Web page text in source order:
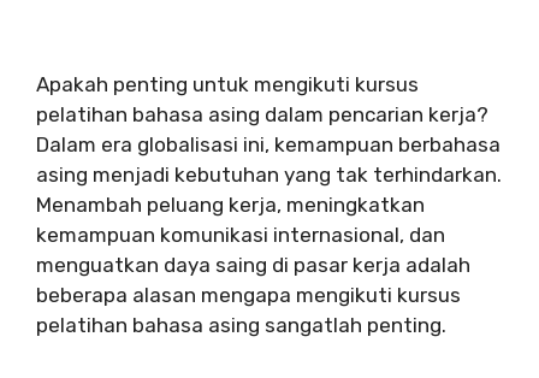
Apakah penting untuk mengikuti kursus
pelatihan bahasa asing dalam pencarian kerja?
Dalam era globalisasi ini, kemampuan berbahasa
asing menjadi kebutuhan yang tak terhindarkan.
Menambah peluang kerja, meningkatkan
kemampuan komunikasi internasional, dan
menguatkan daya saing di pasar kerja adalah
beberapa alasan mengapa mengikuti kursus
pelatihan bahasa asing sangatlah penting.